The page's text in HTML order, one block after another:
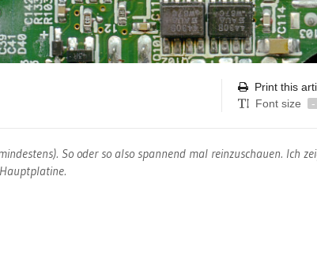
Print this
Font size
-
So oder so also spannend mal reinzuschauen. Ich